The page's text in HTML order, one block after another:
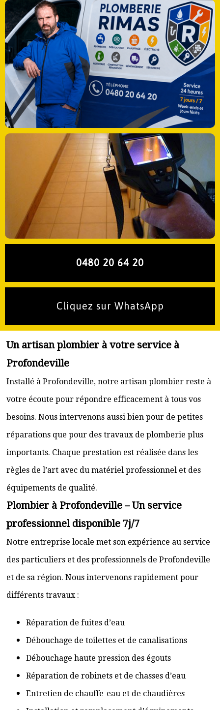
0480 20 64 20
Cliquez sur WhatsApp
Un artisan plombier à votre service à
Profondeville
Installé à Profondeville, notre artisan plombier reste à
votre écoute pour répondre efficacement à tous vos
besoins. Nous intervenons aussi bien pour de petites
réparations que pour des travaux de plomberie plus
importants. Chaque prestation est réalisée dans les
règles de l’art avec du matériel professionnel et des
équipements de qualité.
Plombier à Profondeville – Un service
professionnel disponible 7j/7
Notre entreprise locale met son expérience au service
des particuliers et des professionnels de Profondeville
et de sa région. Nous intervenons rapidement pour
différents travaux :
Réparation de fuites d’eau
Débouchage de toilettes et de canalisations
Débouchage haute pression des égouts
Réparation de robinets et de chasses d’eau
Entretien de chauffe-eau et de chaudières